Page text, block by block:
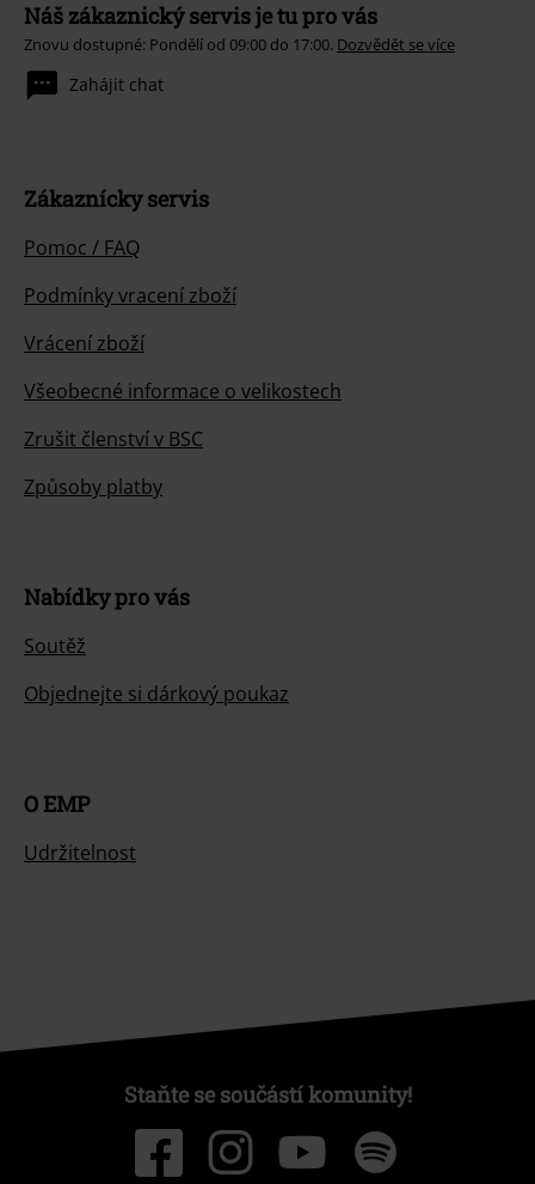
Náš zákaznický servis je tu pro vás
Znovu dostupné: Pondělí od 09:00 do 17:00. Dozvědět se více
Zahájit chat
Zákaznícky servis
Pomoc / FAQ
Podmínky vracení zboží
Vrácení zboží
Všeobecné informace o velikostech
Zrušit členství v BSC
Způsoby platby
Nabídky pro vás
Soutěž
Objednejte si dárkový poukaz
O EMP
Udržitelnost
Staňte se součástí komunity!